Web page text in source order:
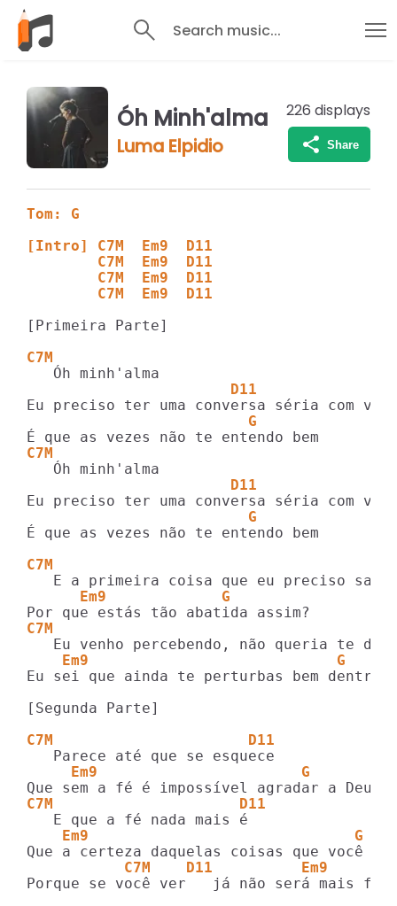
Search music...
Óh Minh'alma
Luma Elpidio
226 displays
Share
Tom: G
[Intro] C7M  Em9  D11
        C7M  Em9  D11
        C7M  Em9  D11
        C7M  Em9  D11
[Primeira Parte]
C7M
D11
                         G
C7M
D11
                         G
É que as vezes não te entendo bem
C7M
      Em9             G
C7M
    Em9                            G
Eu sei que ainda te perturbas bem dentro
[Segunda Parte]
C7M                      D11
     Em9                       G
C7M                     D11
    Em9                              G
C7M    D11          Em9
Porque se você ver   já não será mais fé